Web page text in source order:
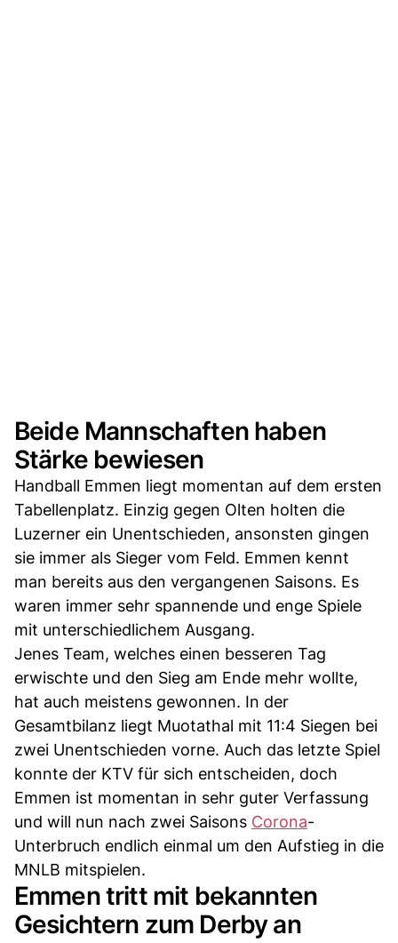
Beide Mannschaften haben
Stärke bewiesen
Handball Emmen liegt momentan auf dem ersten
Tabellenplatz. Einzig gegen Olten holten die
Luzerner ein Unentschieden, ansonsten gingen
sie immer als Sieger vom Feld. Emmen kennt
man bereits aus den vergangenen Saisons. Es
waren immer sehr spannende und enge Spiele
mit unterschiedlichem Ausgang.
Jenes Team, welches einen besseren Tag
erwischte und den Sieg am Ende mehr wollte,
hat auch meistens gewonnen. In der
Gesamtbilanz liegt Muotathal mit 11:4 Siegen bei
zwei Unentschieden vorne. Auch das letzte Spiel
konnte der KTV für sich entscheiden, doch
Emmen ist momentan in sehr guter Verfassung
und will nun nach zwei Saisons Corona-
Unterbruch endlich einmal um den Aufstieg in die
MNLB mitspielen.
Emmen tritt mit bekannten
Gesichtern zum Derby an